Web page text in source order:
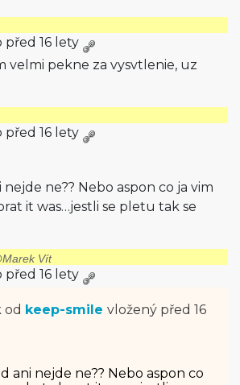
před 16 lety
velmi pekne za vysvtlenie, uz
před 16 lety
ne?? Nebo aspon co ja vim
it was…jestli se pletu tak se
Vít
před 16 lety
od keep-smile vložený před 16
ani nejde ne?? Nebo aspon co